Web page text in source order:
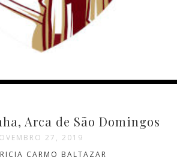
Arca de São Domingos
27, 2019
CARMO BALTAZAR